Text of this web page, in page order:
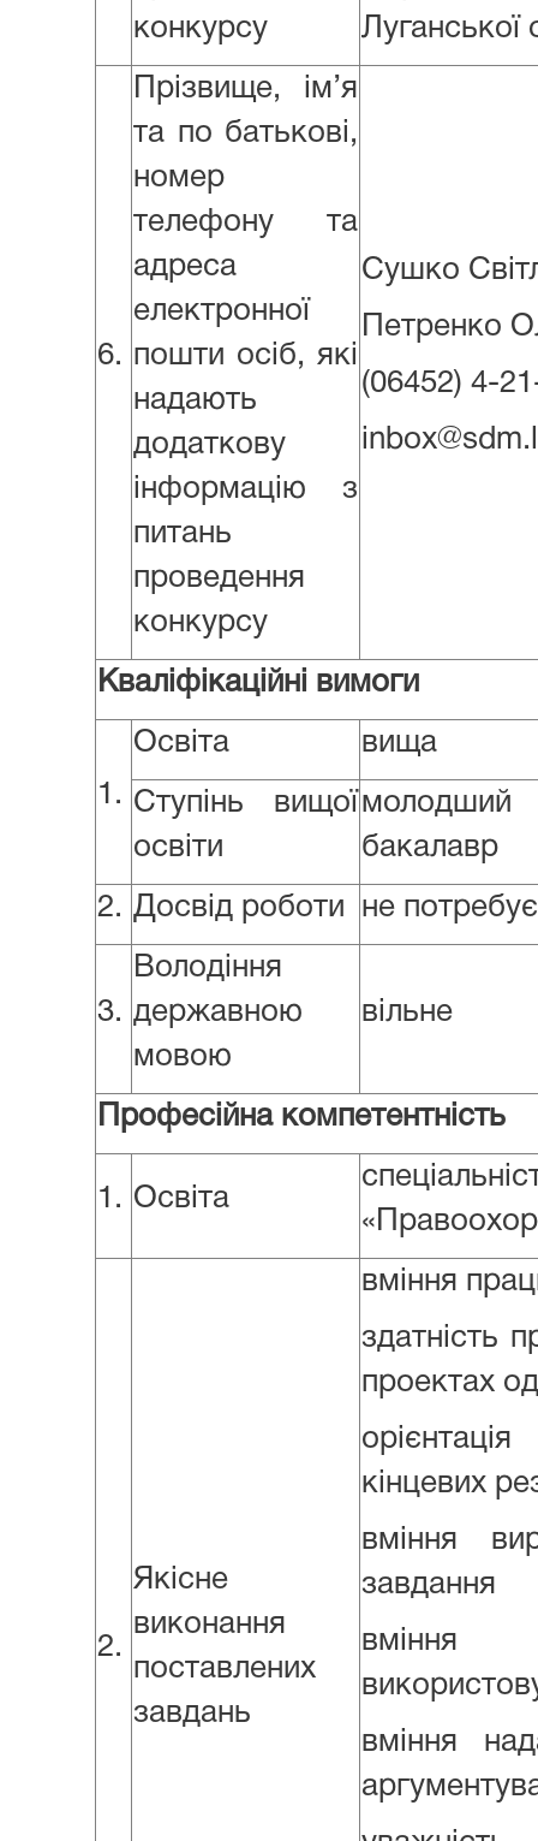
конкурсу
Луганської
6.
Прізвище, ім’я
та по батькові,
номер
телефону та
адреса
електронної
пошти осіб, які
надають
додаткову
інформацію з
питань
проведення
конкурсу
Сушко
Петренко
(06452) 4-
Кваліфікаційні вимоги
1.
Освіта вища
Ступінь вищої
освіти
бакалавр
2. Досвід роботи не потребує
3.
Володіння
державною
мовою
вільне
Професійна компетентність
1. Освіта
2.
Якісне
виконання
поставлених
завдань
вміння
здатність
проектах
кінцевих
вміння
завдання
вміння